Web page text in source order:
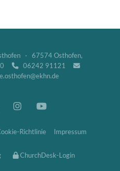
· 67574 Osthofen,
 06242 91121 
Richtlinie Impressum
ChurchDesk-Login